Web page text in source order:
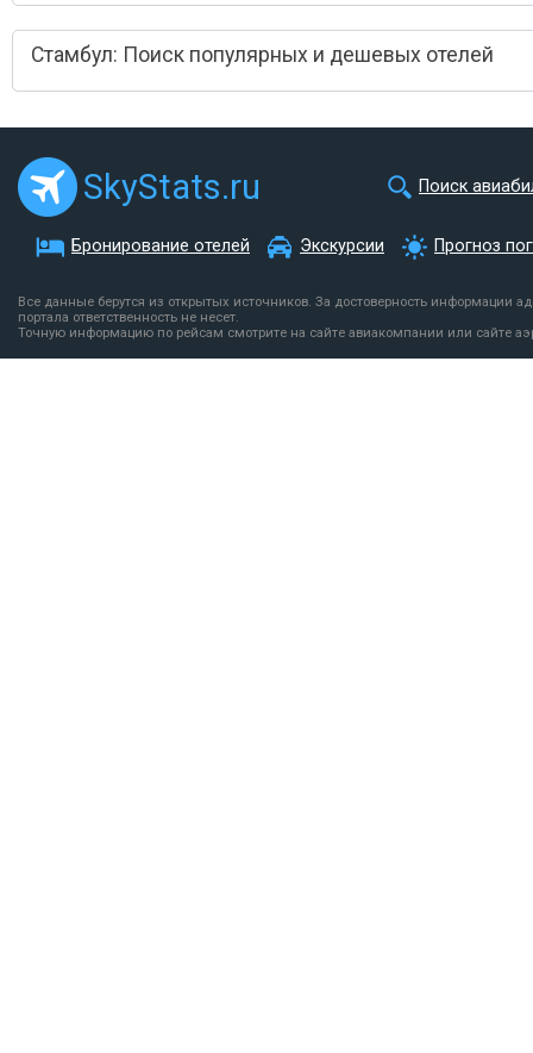
Стамбул: Поиск популярных и дешевых отелей
SkyStats.ru Поиск
Бронирование отелей Экскурсии Прогноз
Все данные берутся из открытых источников. За достоверность информации
портала ответственность не несет.
Точную информацию по рейсам смотрите на сайте авиакомпании или сайте